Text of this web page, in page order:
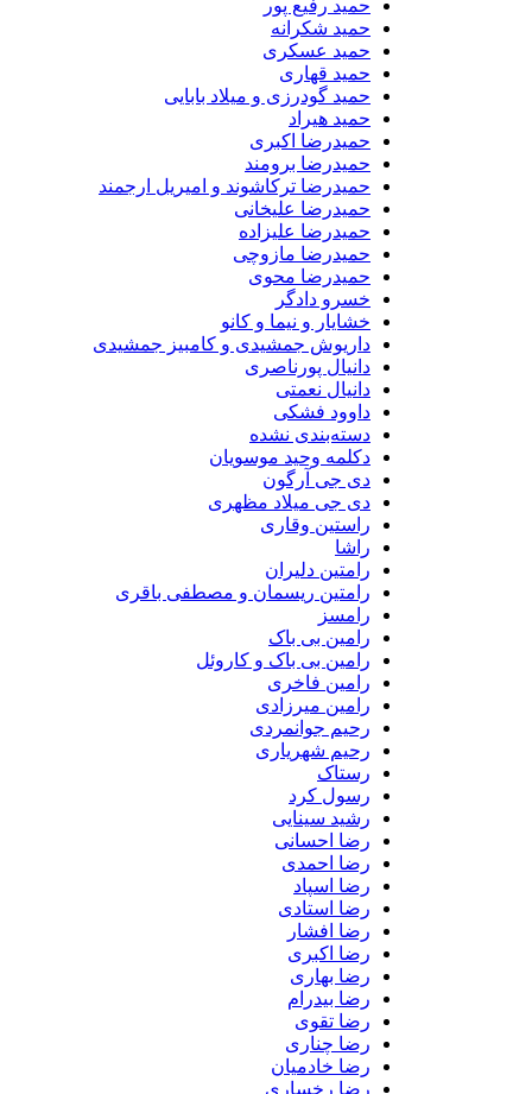
حمید رفیع پور
حمید شکرانه
حمید عسکری
حمید قهاری
حمید گودرزی و میلاد بابایی
حمید هیراد
حمیدرضا اکبری
حمیدرضا برومند
حمیدرضا ترکاشوند و امیریل ارجمند
حمیدرضا علیخانی
حمیدرضا علیزاده
حمیدرضا مازوچی
حمیدرضا محوی
خسرو دادگر
خشایار و نیما و کانو
داریوش جمشیدی و کامبیز جمشیدی
دانیال پورناصری
دانیال نعمتی
داوود فشکی
دسته‌بندی نشده
دکلمه وحید موسویان
دی جی آرگون
دی جی میلاد مظهری
راستین وقاری
رامتین دلیران
رامتین ریسمان و مصطفی باقری
رامین بی باک
رامین بی باک و کاروئل
رامین فاخری
رامین میرزادی
رحیم جوانمردی
رحیم شهریاری
رستاک
رسول کرد
رشید سینایی
رضا احسانی
رضا احمدی
رضا اسپاد
رضا استادی
رضا افشار
رضا اکبری
رضا بهاری
رضا بیدرام
رضا تقوی
رضا چناری
رضا خادمیان
رضا رخساری